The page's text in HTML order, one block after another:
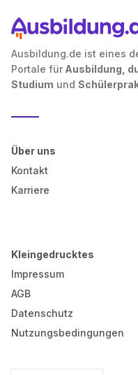
Ausbildung.de ist eines
Portale für Ausbildung,
Studium und
Über uns
Kontakt
Karriere
Kleingedrucktes
Impressum
AGB
Datenschutz
Nutzungsbedingungen